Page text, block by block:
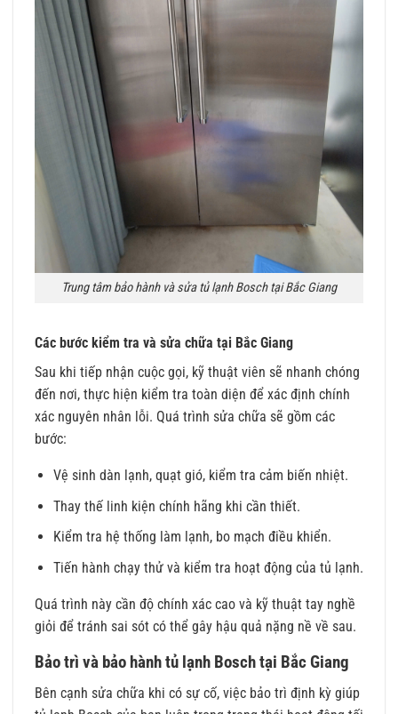
Trung tâm bảo hành và sửa tủ lạnh Bosch tại Bắc Giang
Các bước kiểm tra và sửa chữa tại Bắc Giang
Sau khi tiếp nhận cuộc gọi, kỹ thuật viên sẽ nhanh chóng
đến nơi, thực hiện kiểm tra toàn diện để xác định chính
xác nguyên nhân lỗi. Quá trình sửa chữa sẽ gồm các
bước:
Vệ sinh dàn lạnh, quạt gió, kiểm tra cảm biến nhiệt.
Thay thế linh kiện chính hãng khi cần thiết.
Kiểm tra hệ thống làm lạnh, bo mạch điều khiển.
Tiến hành chạy thử và kiểm tra hoạt động của tủ lạnh.
Quá trình này cần độ chính xác cao và kỹ thuật tay nghề
giỏi để tránh sai sót có thể gây hậu quả nặng nề về sau.
Bảo trì và bảo hành tủ lạnh Bosch tại Bắc Giang
Bên cạnh sửa chữa khi có sự cố, việc bảo trì định kỳ giúp